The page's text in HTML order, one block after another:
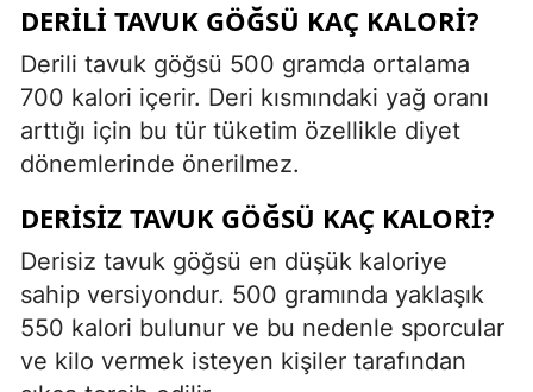
DERILI TAVUK GÖĞSÜ KAÇ KALORI?
Derili tavuk göğsü 500 gramda ortalama
700 kalori içerir. Deri kısmındaki yağ oranı
arttığı için bu tür tüketim özellikle diyet
dönemlerinde önerilmez.
DERISIZ TAVUK GÖĞSÜ KAÇ KALORI?
Derisiz tavuk göğsü en düşük kaloriye
sahip versiyondur. 500 gramında yaklaşık
550 kalori bulunur ve bu nedenle sporcular
ve kilo vermek isteyen kişiler tarafından